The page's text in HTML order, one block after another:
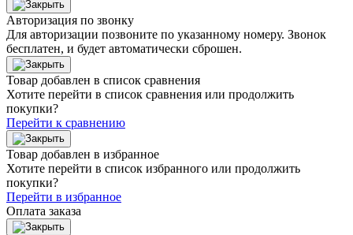
Авторизация по звонку
Для авторизации позвоните по указанному номеру. Звонок
бесплатен, и будет автоматически сброшен.
Товар добавлен в список сравнения
Хотите перейти в список сравнения или продолжить
покупки?
Перейти к сравнению
Товар добавлен в избранное
Хотите перейти в список избранного или продолжить
покупки?
Перейти в избранное
Оплата заказа